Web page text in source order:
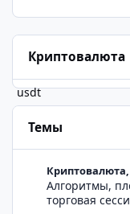
Криптовалюта
usdt
Темы
Алгоритмы,
торговая